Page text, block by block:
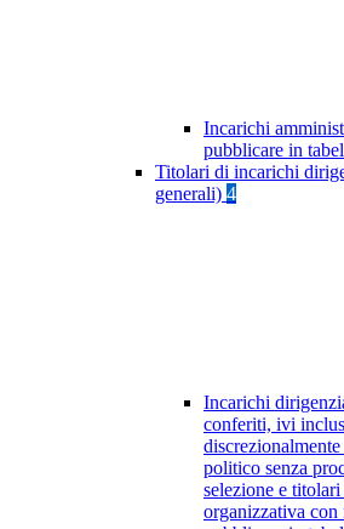
Incarichi
pubblicare in
Titolari di incarichi
generali) 4
Incarichi
conferiti, ivi
politico senza
selezione e
organizzativa